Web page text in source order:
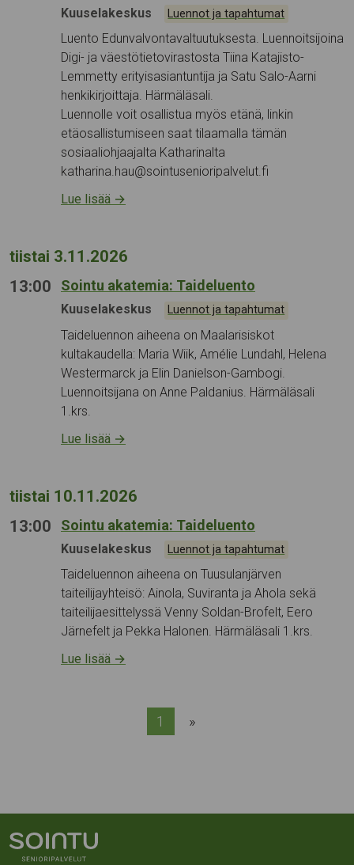
Tapahtumapaikka:
Kuuselakeskus Kategoriat:
Luennot ja tapahtumat
Luento Edunvalvontavaltuutuksesta. Luennoitsijoina
Digi- ja väestötietovirastosta Tiina Katajisto-
Lemmetty erityisasiantuntija ja Satu Salo-Aarni
henkikirjoittaja. Härmäläsali.
Luennolle voit osallistua myös etänä, linkin
etäosallistumiseen saat tilaamalla tämän
sosiaaliohjaajalta Katharinalta
katharina.hau@sointusenioripalvelut.fi
Lue lisää →
tiistai 3.11.2026
13:00
Sointu akatemia: Taideluento
Tapahtumapaikka:
Kuuselakeskus Kategoriat:
Luennot ja tapahtumat
Taideluennon aiheena on Maalarisiskot
kultakaudella: Maria Wiik, Amélie Lundahl, Helena
Westermarck ja Elin Danielson-Gambogi.
Luennoitsijana on Anne Paldanius. Härmäläsali
1.krs.
Lue lisää →
tiistai 10.11.2026
13:00
Sointu akatemia: Taideluento
Tapahtumapaikka:
Kuuselakeskus Kategoriat:
Luennot ja tapahtumat
Taideluennon aiheena on Tuusulanjärven
taiteilijayhteisö: Ainola, Suviranta ja Ahola sekä
taiteilijaesittelyssä Venny Soldan-Brofelt, Eero
Järnefelt ja Pekka Halonen. Härmäläsali 1.krs.
Lue lisää →
1 »